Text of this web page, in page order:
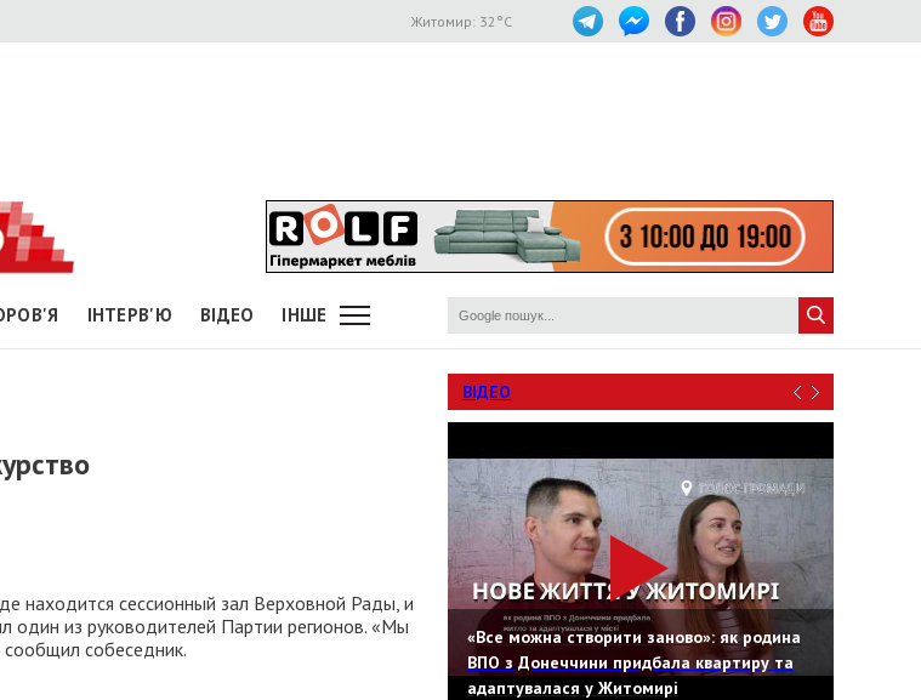
Житомир: 32 °C
ІНТЕРВ'Ю ВІДЕО ІНШЕ
находится сессионный зал Верховной Рады, и
один из руководителей Партии регионов. «Мы
сообщил собеседник.
ВІДЕО
«Все можна створити заново»: як родина
ВПО з Донеччини придбала квартиру та
адаптувалася у Житомирі